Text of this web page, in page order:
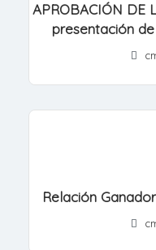
APROBACIÓN DE
presentación
Relación